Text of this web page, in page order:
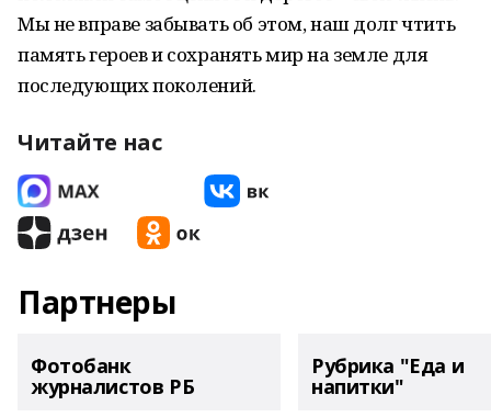
Мы не вправе забывать об этом, наш долг чтить
память героев и сохранять мир на земле для
последующих поколений.
Читайте нас
Партнеры
Фотобанк
журналистов РБ
Рубрика "Еда и
напитки"